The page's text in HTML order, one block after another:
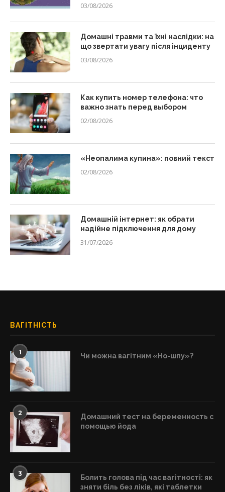
03/08/2026
Домашні травми та їхні наслідки: на
що звертати увагу після інциденту
03/08/2026
Как купить номер телефона: что
важно знать перед выбором
02/08/2026
«Неопалима купина»: повний текст
02/08/2026
Домашній інтернет: як обрати
надійне підключення для дому
31/07/2026
ВАГІТНІСТЬ
1 Чи можна вагітним «Но-шпу»?
2
Домашний тест на беременность с
помощью йода
3
Болить голова під час вагітності: як
зняти біль без ліків, які таблетки